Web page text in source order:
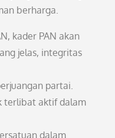
berharga.
kader PAN akan
jelas, integritas
partai.
terlibat aktif dalam
dalam